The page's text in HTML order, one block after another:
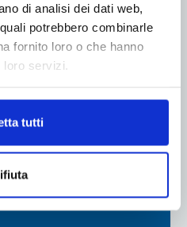
di analisi dei dati web,
potrebbero combinarle
fornito loro o che hanno
servizi.
tutti
ADV